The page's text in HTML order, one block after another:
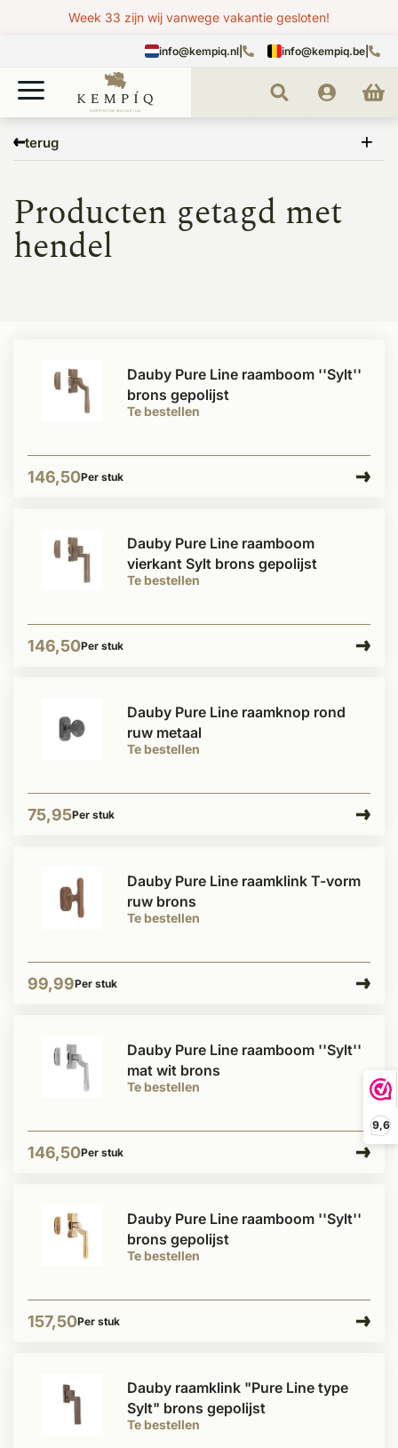
9,6
Week 33 zijn wij vanwege vakantie gesloten!
info@kempiq.nl info@kempiq.be
terug
hendel
Producten getagd met
hendel
Te bestellen
Dauby Pure Line raamboom ''Sylt''
brons gepolijst
146,50Per stuk
Te bestellen
Dauby Pure Line raamboom
vierkant Sylt brons gepolijst
146,50Per stuk
Te bestellen
Dauby Pure Line raamknop rond
ruw metaal
75,95Per stuk
Te bestellen
Dauby Pure Line raamklink T-vorm
ruw brons
99,99Per stuk
Te bestellen
Dauby Pure Line raamboom ''Sylt''
mat wit brons
146,50Per stuk
Te bestellen
Dauby Pure Line raamboom ''Sylt''
brons gepolijst
157,50Per stuk
Te bestellen
Dauby raamklink "Pure Line type
Sylt" brons gepolijst